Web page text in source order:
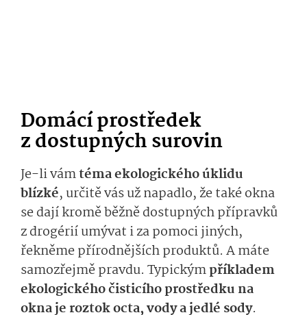
Domácí prostředek
z dostupných surovin
Je-li vámtéma ekologického úklidu
blízké, určitě vás už napadlo, že také okna
se dají kromě běžně dostupných přípravků
z drogérií umývat i za pomoci jiných,
řekněme přírodnějších produktů. A máte
samozřejmě pravdu. Typickýmpříkladem
ekologického čisticího prostředku na
okna je roztok octa, vody a jedlé sody.